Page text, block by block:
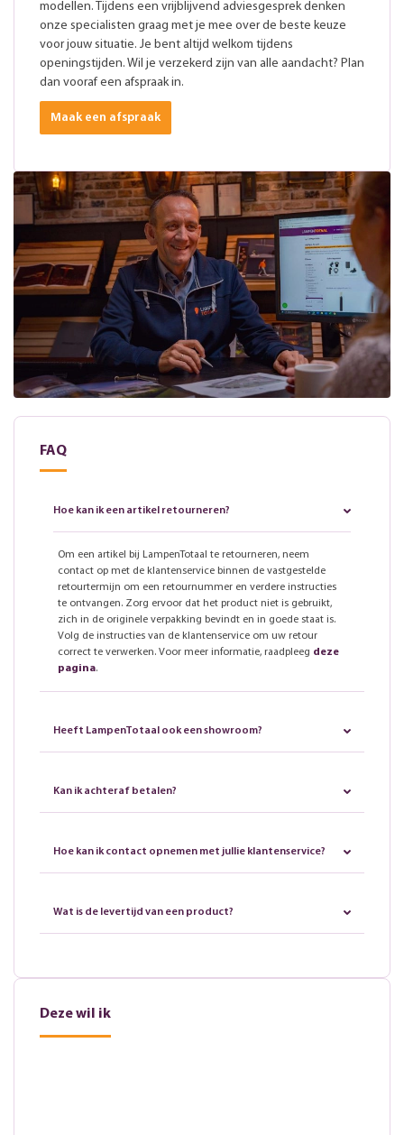
modellen. Tijdens een vrijblijvend adviesgesprek denken
onze specialisten graag met je mee over de beste keuze
voor jouw situatie. Je bent altijd welkom tijdens
openingstijden. Wil je verzekerd zijn van alle aandacht? Plan
dan vooraf een afspraak in.
Maak een afspraak
FAQ
Hoe kan ik een artikel retourneren?
Om een artikel bij LampenTotaal te retourneren, neem
contact op met de klantenservice binnen de vastgestelde
retourtermijn om een retournummer en verdere instructies
te ontvangen. Zorg ervoor dat het product niet is gebruikt,
zich in de originele verpakking bevindt en in goede staat is.
Volg de instructies van de klantenservice om uw retour
correct te verwerken. Voor meer informatie, raadpleeg deze
pagina.
Heeft LampenTotaal ook een showroom?
Kan ik achteraf betalen?
Hoe kan ik contact opnemen met jullie klantenservice?
Wat is de levertijd van een product?
Deze wil ik